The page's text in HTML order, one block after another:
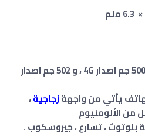
500جم اصدار 4G ،و
502 جم اصدار
يأتي من واجهةزجاجية،
من الألومنيوم
بلوتوث ، تسارع ، جيروسكوب .